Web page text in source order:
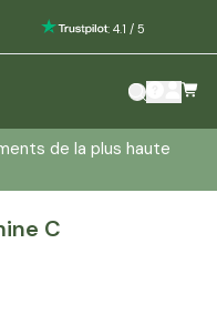
: 4.1 / 5
de la plus haute
C